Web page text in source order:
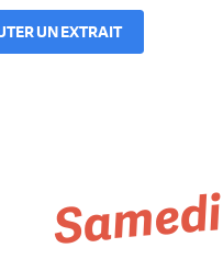
UN EXTRAIT
Samedi